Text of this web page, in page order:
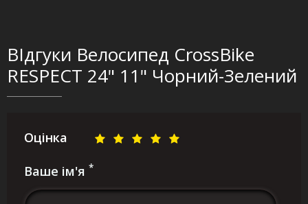
ВІдгуки Велосипед CrossBike
RESPECT 24" 11" Чорний-Зелений
Оцінка
Ваше ім'я *